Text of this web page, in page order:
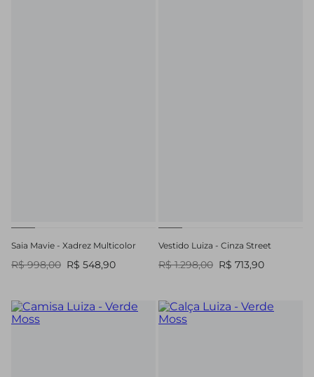
Saia Mavie - Xadrez Multicolor
R$ 998,00 R$ 548,90
Vestido Luiza - Cinza Street
R$ 1.298,00 R$ 713,90